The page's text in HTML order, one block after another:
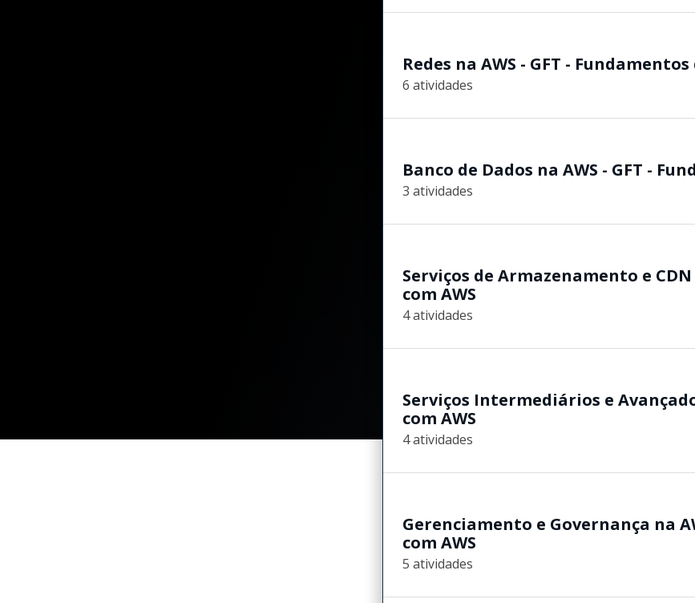
Redes na AWS - GFT -
6 atividades
Banco de Dados na AWS - GFT -
3 atividades
Serviços de Armazenamento e
com AWS
4 atividades
Serviços Intermediários e
com AWS
4 atividades
Gerenciamento e Governança na
com AWS
5 atividades